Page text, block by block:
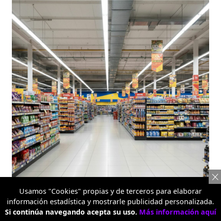
Metro Alquería
Usamos "Cookies" propias y de terceros para elaborar
información estadística y mostrarle publicidad personalizada.
Si continúa navegando acepta su uso. Más información aquí